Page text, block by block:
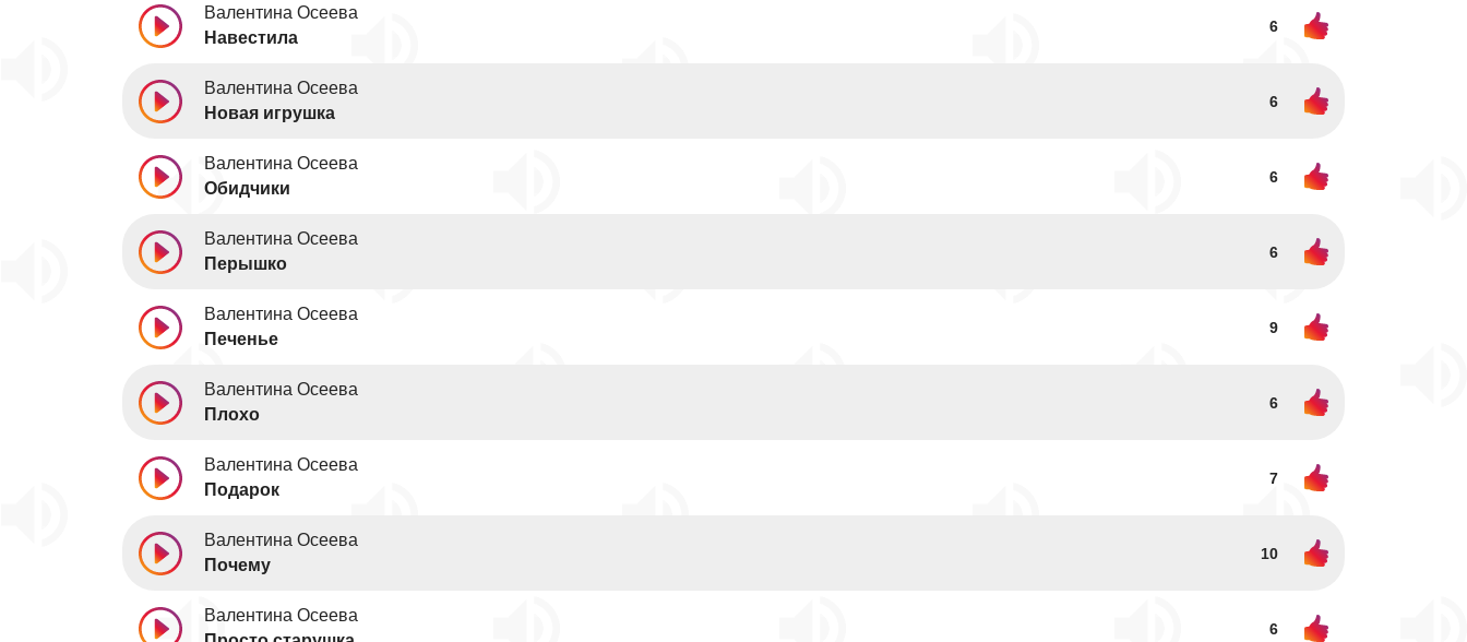
Валентина Осеева
Навестила
6
Валентина Осеева
Новая игрушка
6
Валентина Осеева
Обидчики
6
Валентина Осеева
Перышко
6
Валентина Осеева
Печенье
9
Валентина Осеева
Плохо
6
Валентина Осеева
Подарок
7
Валентина Осеева
Почему
10
Валентина Осеева
6